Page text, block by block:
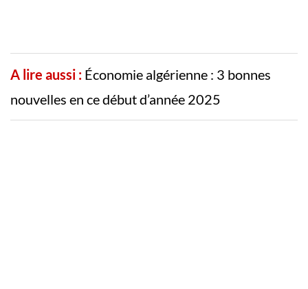
A lire aussi : Économie algérienne : 3 bonnes
nouvelles en ce début d’année 2025